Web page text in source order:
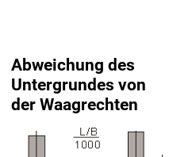
Abweichung des
Untergrundes von
der Waagrechten